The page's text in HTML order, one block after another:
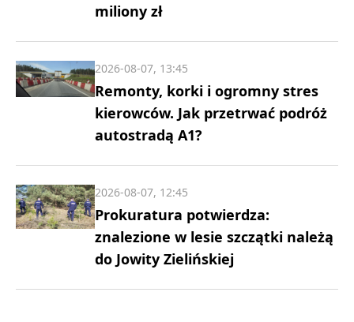
miliony zł
Remonty, korki i ogromny stres
kierowców. Jak przetrwać podróż
autostradą A1?
2026-08-07, 13:45
Prokuratura potwierdza:
znalezione w lesie szczątki należą
do Jowity Zielińskiej
2026-08-07, 12:45